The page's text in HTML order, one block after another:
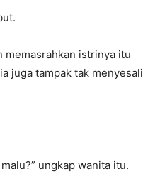
memasrahkan istrinya itu
juga tampak tak menyesali
ungkap wanita itu.